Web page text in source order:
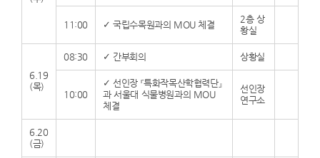
11:00 ✓ 국립수목원과의 MOU 체결
2층 상
황실
6.19
(목)
08:30 ✓ 간부회의 상황실
10:00
✓ 선인장 『특화작목산학협력단』
과 서울대 식물병원과의 MOU
체결
선인장
연구소
6.20
(금)